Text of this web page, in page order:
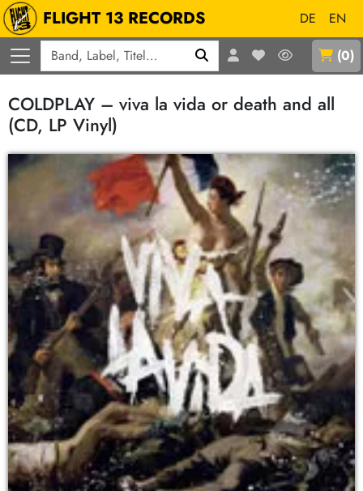
FLIGHT 13 RECORDS DE
EN
(0)
COLDPLAY – viva la vida or death and all
(CD, LP Vinyl)